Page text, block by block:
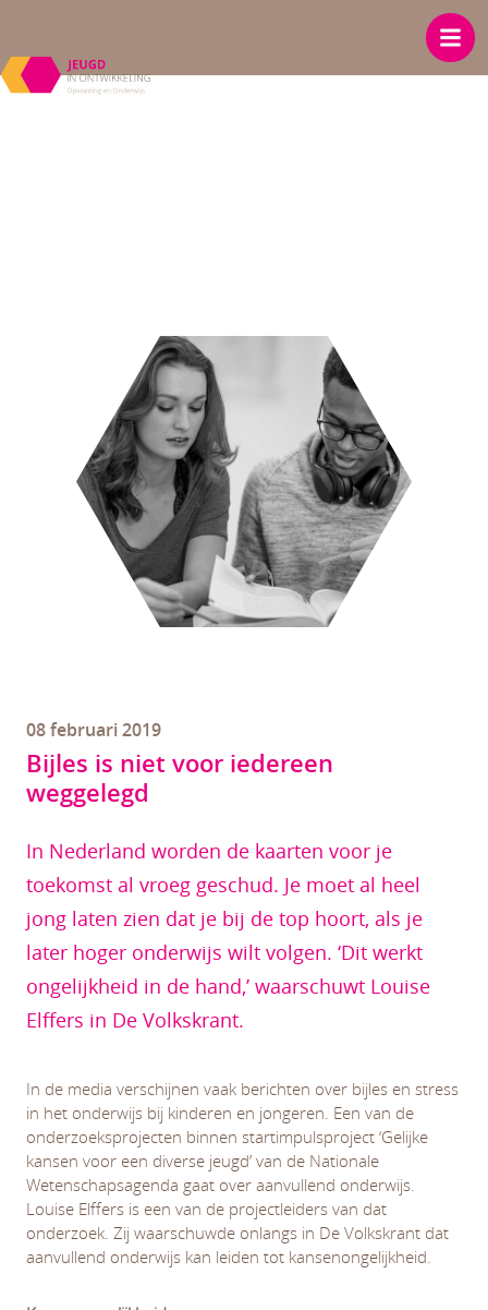
08 februari 2019
Bijles is niet voor iedereen
weggelegd
In Nederland worden de kaarten voor je
toekomst al vroeg geschud. Je moet al heel
jong laten zien dat je bij de top hoort, als je
later hoger onderwijs wilt volgen. ‘Dit werkt
ongelijkheid in de hand,’ waarschuwt Louise
Elffers in De Volkskrant.
In de media verschijnen vaak berichten over bijles en stress
in het onderwijs bij kinderen en jongeren. Een van de
onderzoeksprojecten binnen startimpulsproject ‘Gelijke
kansen voor een diverse jeugd’ van de Nationale
Wetenschapsagenda gaat over aanvullend onderwijs.
Louise Elffers is een van de projectleiders van dat
onderzoek. Zij waarschuwde onlangs in De Volkskrant dat
aanvullend onderwijs kan leiden tot kansenongelijkheid.